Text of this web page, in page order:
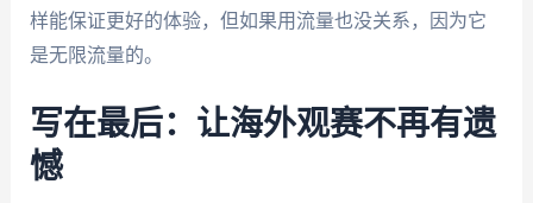
样能保证更好的体验，但如果用流量也没关系，因为它
是无限流量的。
写在最后：让海外观赛不再有遗
憾